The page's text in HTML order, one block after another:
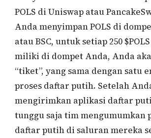
POLS di Uniswap atau
Anda menyimpan POLS di
atau BSC, untuk setiap 250
miliki di dompet Anda, Anda
“tiket”, yang sama dengan satu
proses daftar putih. Setelah
mengirimkan aplikasi daftar
tunggu saja tim mengumumkan
daftar putih di saluran mereka